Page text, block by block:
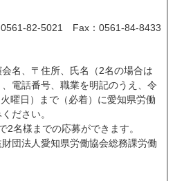
5021 Fax：0561-84-8433
名、〒住所、氏名（2名の場合は
電話番号、職業を明記のうえ、令
曜日）まで（必着）に愛知県労働
ださい。
2名様までの応募ができます。
団法人愛知県労働協会総務課労働
ループ